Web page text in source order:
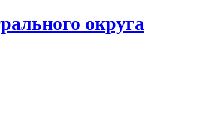
округа